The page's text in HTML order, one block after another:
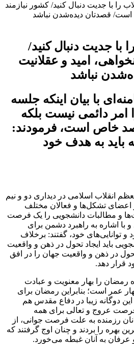
را با جدیت دنبال کنید/ کشور نیازمند
است/ قصدتان دیده‌شدن نباشد
با جدیت دنبال کنید/
امید و عقلانیت
نباشد
با بیان اینکه جلسه
امر دائمی نیست بلکه
خاص است، فرمودند:
باید به هدف خود
انقلاب اسلامی در دیداری دو و نیم
اعضای تشکل‌ها و فعالان مختلف
و مطالبات دانشجویی را یک فرصت
با اشاره به راهبرد دشمن برای
و توانایی‌های خود، گفتند: برخلاف
باید ایجاد تحول در ذهن و واقعیت
در ذهن و واقعیت جهان را در افق
قرار دهد.
رمضان را بهار معنویت و عبادت
عمر است؛ بنابراین رمضان برای
دوگانه زیبا در دفاع مقدس هم
عروج و تعالی برای همه
رزمنده به علت فرصت جوانی، از
بهره را بردند و چنان اوج گرفتند که
عرفان به آنان غبطه می‌خورد.